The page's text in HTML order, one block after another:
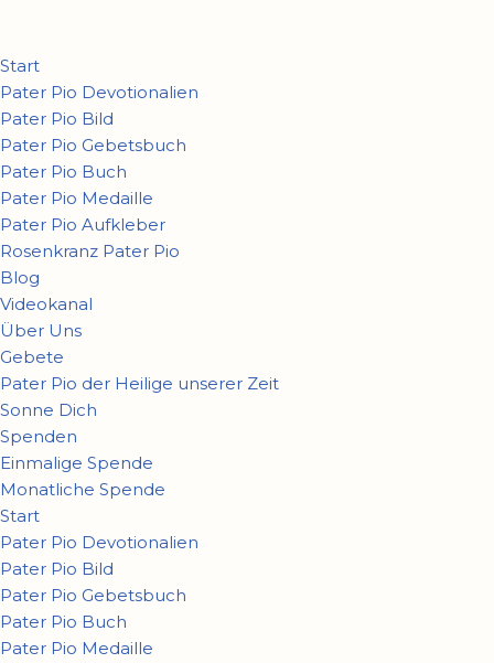
Zum
Inhalt
springen
Start
Pater Pio Devotionalien
Pater Pio Bild
Pater Pio Gebetsbuch
Pater Pio Buch
Pater Pio Medaille
Pater Pio Aufkleber
Rosenkranz Pater Pio
Blog
Videokanal
Über Uns
Gebete
Pater Pio der Heilige unserer Zeit
Sonne Dich
Spenden
Einmalige Spende
Monatliche Spende
Start
Pater Pio Devotionalien
Pater Pio Bild
Pater Pio Gebetsbuch
Pater Pio Buch
Pater Pio Medaille